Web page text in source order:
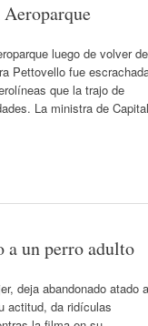
Aeroparque
luego de volver de
Pettovello fue
que la trajo de
La ministra de Capital
a un perro adulto
deja abandonado atado a
actitud, da ridículas